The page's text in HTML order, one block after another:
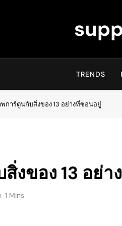
TRENDS
พการ์ตูนกับสิ่งของ 13 อย่างที่ซ่อนอยู่
งของ 13 อย่
1 Mins